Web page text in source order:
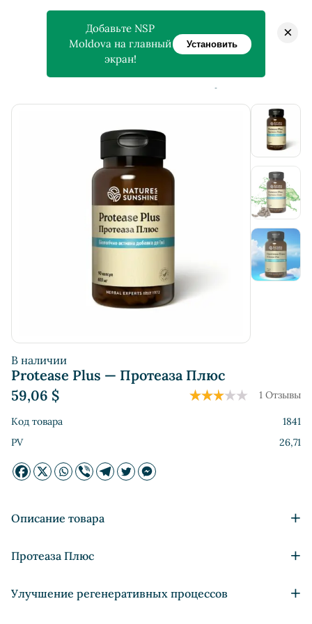
> >
В наличии
Protease Plus — Протеаза Плюс
59,06 $ 1 Отзывы
Код товара
1841
PV
26,71
Описание товара +
ферментов;
Улучшение процессов расщепления и усвоения белков;
Протеаза Плюс +
протекающей в человеческом организме, являются
Улучшение регенеративных процессов +
Добавьте NSP
Moldova на главный
экран!
Установить
×